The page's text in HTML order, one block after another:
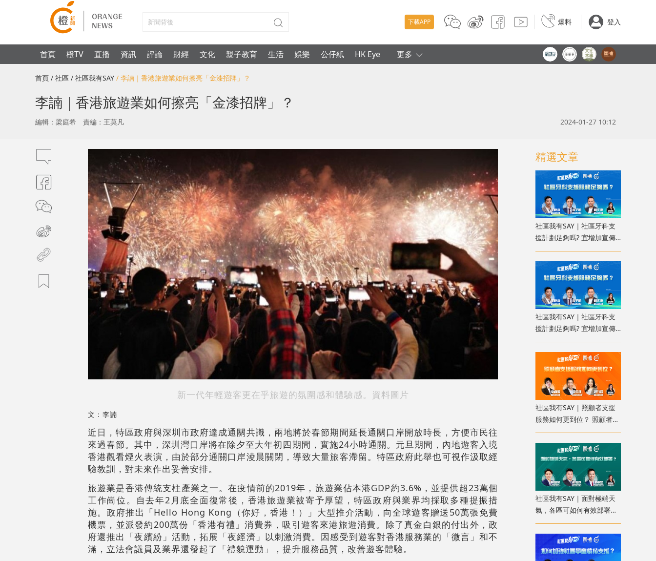
下載APP 爆料 登入
首頁 橙TV 直播 資訊 評論 財經 文化 親子教育 生活 娛樂 公仔紙 HK Eye 更多
首頁 / 社區 / 社區我有SAY / 李諵｜香港旅遊業如何擦亮「金漆招牌」？
李諵｜香港旅遊業如何擦亮「金漆招牌」？
編輯：梁庭希 責編：王莫凡 2024-01-27 10:12
新一代年輕遊客更在乎旅遊的氛圍感和體驗感。資料圖片
文：李諵
近日，特區政府與深圳市政府達成通關共識，兩地將於春節期間延長通關口岸開放時長，方便市民往
來過春節。其中，深圳灣口岸將在除夕至大年初四期間，實施24小時通關。元旦期間，內地遊客入境
香港觀看煙火表演，由於部分通關口岸淩晨關閉，導致大量旅客滯留。特區政府此舉也可視作汲取經
驗教訓，對未來作出妥善安排。
旅遊業是香港傳統支柱產業之一。在疫情前的2019年，旅遊業佔本港GDP約3.6%，並提供超23萬個
工作崗位。自去年2月底全面復常後，香港旅遊業被寄予厚望，特區政府與業界均採取多種提振措
施。政府推出「Hello Hong Kong（你好，香港！）」大型推介活動，向全球遊客贈送50萬張免費
機票，並派發約200萬份「香港有禮」消費券，吸引遊客來港旅遊消費。除了真金白銀的付出外，政
府還推出「夜繽紛」活動，拓展「夜經濟」以刺激消費。因感受到遊客對香港服務業的「微言」和不
滿，立法會議員及業界還發起了「禮貌運動」，提升服務品質，改善遊客體驗。
精選文章
社區我有SAY｜社區牙科支
援計劃足夠嗎? 宜增加宣傳
使更多人受惠
社區我有SAY｜社區牙科支
援計劃足夠嗎? 宜增加宣傳
使更多人受惠
社區我有SAY｜照顧者支援
服務如何更到位？ 照顧者資
料庫讓服務更精準
社區我有SAY｜面對極端天
氣，各區可如何有效部署？
配合科技加強預報